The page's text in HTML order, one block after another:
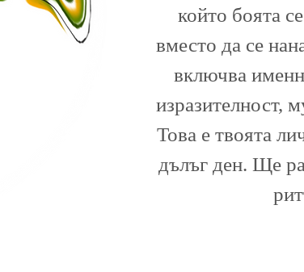
който боята
вместо да се
включва
изразителност,
Това е твоята
дълъг ден. Ще